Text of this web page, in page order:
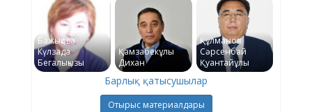
Бажықова
Күлзада
Бегалықызы
Қамзабекұлы
Дихан
Құлманов
Сәрсенбай
Қуантайұлы
Барлық қатысушылар
Отырыс материалдары